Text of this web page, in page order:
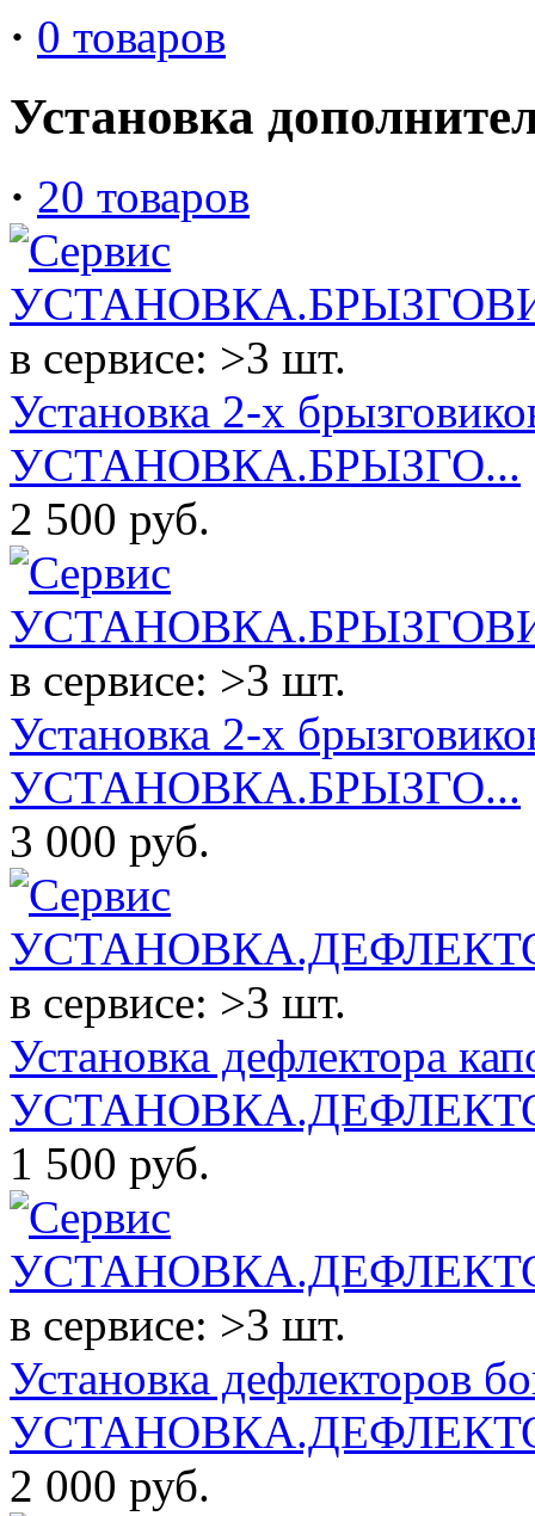
· 0 товаров
Установка
· 20 товаров
в сервисе: >3 шт.
Установка 2-х
УСТАНОВКА.БРЫЗГО...
2 500 руб.
в сервисе: >3 шт.
Установка 2-х
УСТАНОВКА.БРЫЗГО...
3 000 руб.
в сервисе: >3 шт.
Установка дефлектора
1 500 руб.
в сервисе: >3 шт.
Установка дефлекторов
2 000 руб.